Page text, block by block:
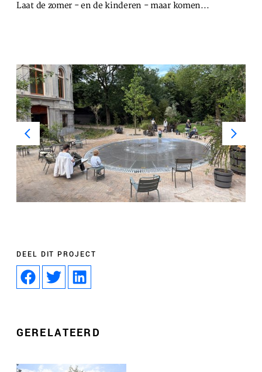
Laat de zomer - en de kinderen - maar komen...
DEEL DIT PROJECT
GERELATEERD